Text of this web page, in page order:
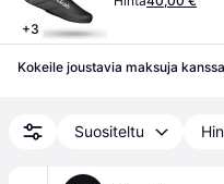
+3
Kokeile joustavia maksuja kanssa
Suositeltu